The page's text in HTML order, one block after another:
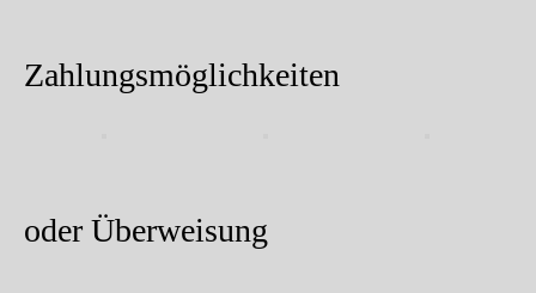
Zahlungsmöglichkeiten
oder Überweisung